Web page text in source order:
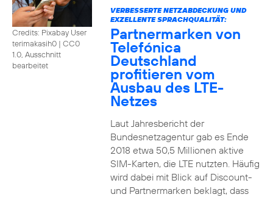
Credits: Pixabay User
terimakasih0 | CC0
1.0, Ausschnitt
bearbeitet
VERBESSERTE NETZABDECKUNG UND
EXZELLENTE SPRACHQUALITÄT:
Partnermarken von
Telefónica
Deutschland
profitieren vom
Ausbau des LTE-
Netzes
Laut Jahresbericht der
Bundesnetzagentur gab es Ende
2018 etwa 50,5 Millionen aktive
SIM-Karten, die LTE nutzten. Häufig
wird dabei mit Blick auf Discount-
und Partnermarken beklagt, dass